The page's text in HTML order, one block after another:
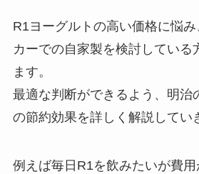
R1ヨーグルトの高い価格に悩
カーでの自家製を検討している
ます。
最適な判断ができるよう、明治
の節約効果を詳しく解説してい
例えば毎日R1を飲みたいが費用